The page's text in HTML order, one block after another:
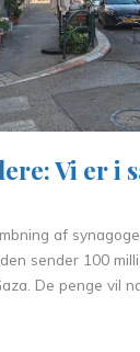
Vi er i
af
sender 100
De penge vil